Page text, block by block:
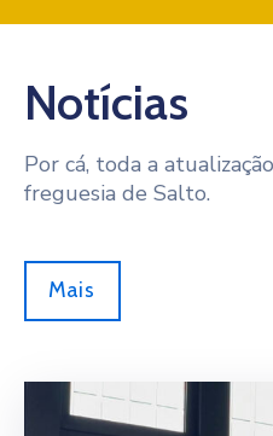
Notícias
Por cá, toda a
freguesia de Salto.
Mais